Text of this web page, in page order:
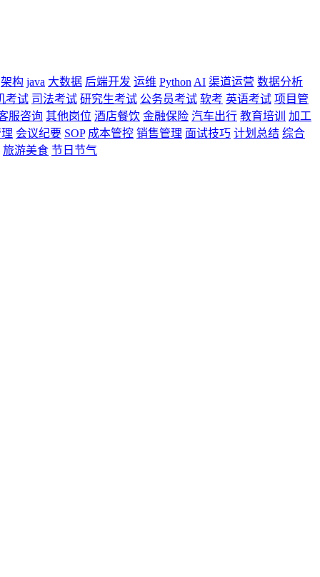
架构 java 大数据 后端开发 运维 Python AI 渠道运营 数据分析
考试 司法考试 研究生考试 公务员考试 软考 英语考试 项目管
服咨询 其他岗位 酒店餐饮 金融保险 汽车出行 教育培训
加工
会议纪要 SOP 成本管控 销售管理 面试技巧 计划总结 综合
旅游美食 节日节气